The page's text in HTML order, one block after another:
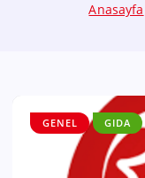
Anasayfa
GENEL GIDA